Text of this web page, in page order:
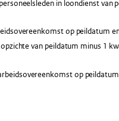
in loondienst
op peildatum
van peildatum minus 1
op